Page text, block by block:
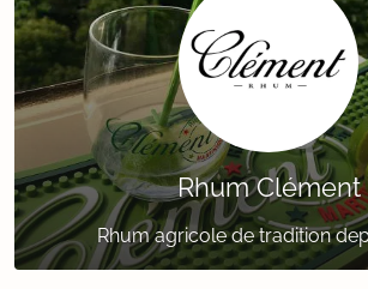
Rhum Clément
Rhum agricole de tradition